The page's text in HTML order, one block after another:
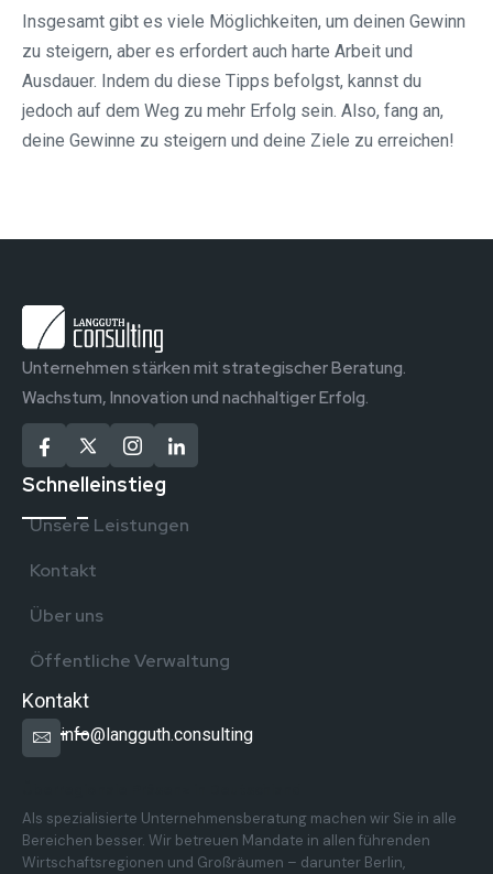
Insgesamt gibt es viele Möglichkeiten, um deinen Gewinn
zu steigern, aber es erfordert auch harte Arbeit und
Ausdauer. Indem du diese Tipps befolgst, kannst du
jedoch auf dem Weg zu mehr Erfolg sein. Also, fang an,
deine Gewinne zu steigern und deine Ziele zu erreichen!
Unternehmen stärken mit strategischer Beratung.
Wachstum, Innovation und nachhaltiger Erfolg.
Schnelleinstieg
Unsere Leistungen
Kontakt
Über uns
Öffentliche Verwaltung
Kontakt
info@langguth.consulting
Als spezialisierte Unternehmensberatung machen wir Sie in alle
Bereichen besser. Wir betreuen Mandate in allen führenden
Wirtschaftsregionen und Großräumen – darunter Berlin,